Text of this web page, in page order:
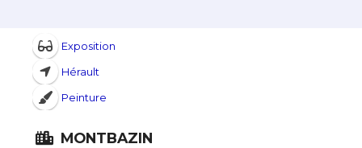
Exposition
Hérault
Peinture
MONTBAZIN